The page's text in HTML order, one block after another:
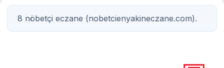
8 nöbetçi eczane (nobetcienyakineczane.com).